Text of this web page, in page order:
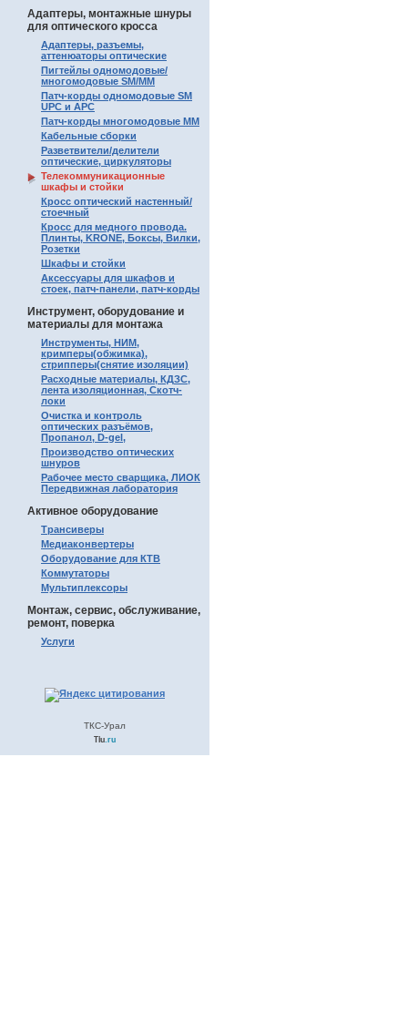
Адаптеры, монтажные шнуры
для оптического кросса
Адаптеры, разъемы,
аттенюаторы оптические
Пигтейлы одномодовые/
многомодовые SM/MM
Патч-корды одномодовые SM
UPC и APC
Патч-корды многомодовые MM
Кабельные сборки
Разветвители/делители
оптические, циркуляторы
Телекоммуникационные
шкафы и стойки
Кросс оптический настенный/
стоечный
Кросс для медного провода.
Плинты, KRONE, Боксы, Вилки,
Розетки
Шкафы и стойки
Аксессуары для шкафов и
стоек, патч-панели, патч-корды
Инструмент, оборудование и
материалы для монтажа
Инструменты, НИМ,
кримперы(обжимка),
стрипперы(снятие изоляции)
Расходные материалы, КДЗС,
лента изоляционная, Скотч-
локи
Очистка и контроль
оптических разъёмов,
Пропанол, D-gel,
Производство оптических
шнуров
Рабочее место сварщика, ЛИОК
Передвижная лаборатория
Активное оборудование
Трансиверы
Медиаконвертеры
Оборудование для КТВ
Коммутаторы
Мультиплексоры
Монтаж, сервис, обслуживание,
ремонт, поверка
Услуги
ТКС-Урал
Tiu.ru